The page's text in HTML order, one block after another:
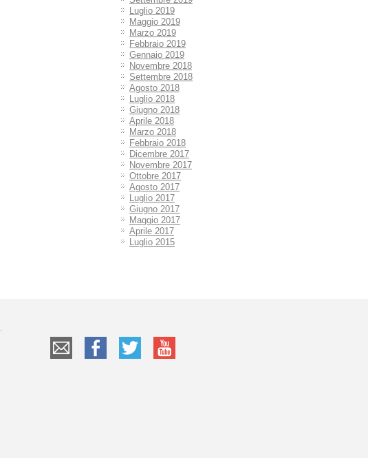
Luglio 2019
Maggio 2019
Marzo 2019
Febbraio 2019
Gennaio 2019
Novembre 2018
Settembre 2018
Agosto 2018
Luglio 2018
Giugno 2018
Aprile 2018
Marzo 2018
Febbraio 2018
Dicembre 2017
Novembre 2017
Ottobre 2017
Agosto 2017
Luglio 2017
Giugno 2017
Maggio 2017
Aprile 2017
Luglio 2015